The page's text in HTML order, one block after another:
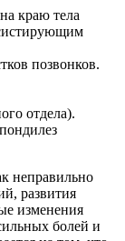
краю тела
позвонков.
отдела).
неправильно
развития
изменения
болей и